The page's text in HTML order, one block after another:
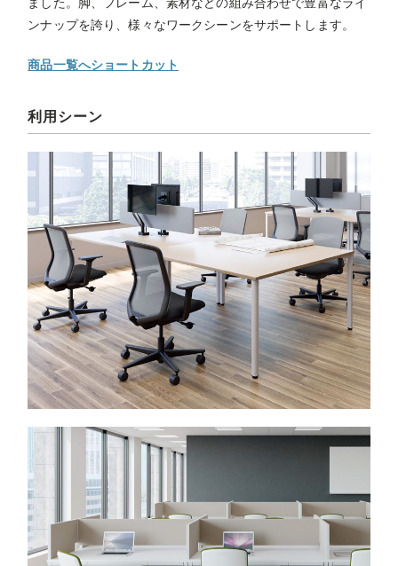
ました。脚、フレーム、素材などの組み合わせで豊富なライ
ンナップを誇り、様々なワークシーンをサポートします。
商品一覧へショートカット
利用シーン